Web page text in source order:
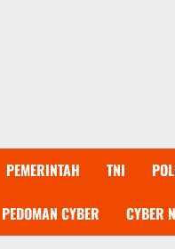
PEMERINTAH TNI
PEDOMAN CYBER CYBER